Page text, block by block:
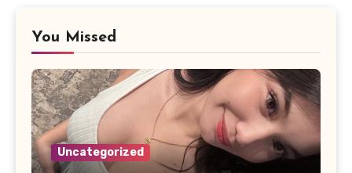
You Missed
Uncategorized